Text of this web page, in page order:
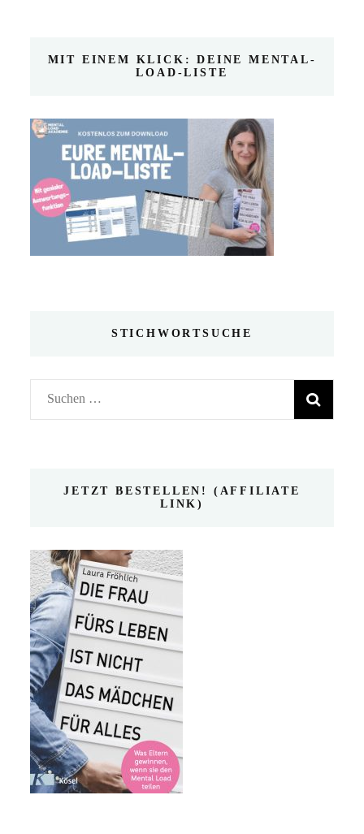
MIT EINEM KLICK: DEINE MENTAL-
LOAD-LISTE
STICHWORTSUCHE
Suchen
nach:
JETZT BESTELLEN! (AFFILIATE
LINK)